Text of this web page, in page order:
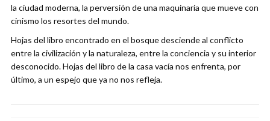
la ciudad moderna, la perversión de una maquinaria que mueve con
cinismo los resortes del mundo.
Hojas del libro encontrado en el bosque desciende al conflicto
entre la civilización y la naturaleza, entre la conciencia y su interior
desconocido. Hojas del libro de la casa vacía nos enfrenta, por
último, a un espejo que ya no nos refleja.